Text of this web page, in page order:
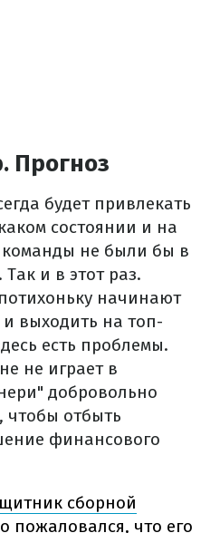
Прогноз
будет привлекать
состоянии и на
команды не были бы в
и в этот раз.
начинают
выходить на топ-
есть проблемы.
не играет в
добровольно
чтобы отбыть
финансового
сборной
пожаловался, что его